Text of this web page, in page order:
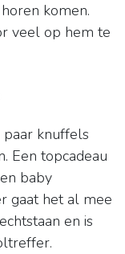
komen.
veel op hem te
paar knuffels
Een topcadeau
baby
gaat het al mee
en is